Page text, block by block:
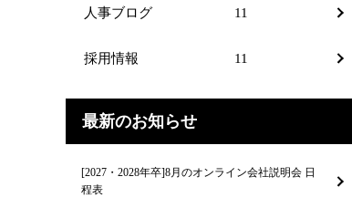
人事ブログ 11
採用情報 11
最新のお知らせ
[2027・2028年卒]8月のオンライン会社説明会 日
程表